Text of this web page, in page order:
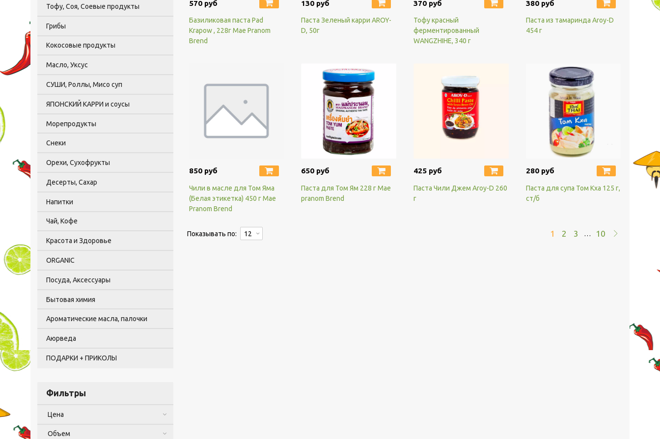
570 руб
Базиликовая паста Pad
Krapow , 228г Mae Pranom
Brend
130 руб
Паста Зеленый карри AROY-
D, 50г
370 руб
Тофу красный
ферментированный
WANGZHIHE, 340 г
380 руб
Паста из тамаринда Aroy-D
454 г
850 руб
Чили в масле для Том Яма
(Белая этикетка) 450 г Mae
Pranom Brend
650 руб
Паста для Том Ям 228 г Mae
pranom Brend
425 руб
Паста Чили Джем Aroy-D 260
г
280 руб
Паста для супа Том Кха 125 г,
ст/б
Показывать по: 1 2 3 … 10
Тофу, Соя, Соевые продукты
Грибы
Кокосовые продукты
Масло, Уксус
СУШИ, Роллы, Мисо суп
ЯПОНСКИЙ КАРРИ и соусы
Морепродукты
Снеки
Орехи, Сухофрукты
Десерты, Сахар
Напитки
Чай, Кофе
Красота и Здоровье
ORGANIC
Посуда, Аксессуары
Бытовая химия
Ароматические масла, палочки
Аюрведа
ПОДАРКИ + ПРИКОЛЫ
Фильтры
Цена
Объем